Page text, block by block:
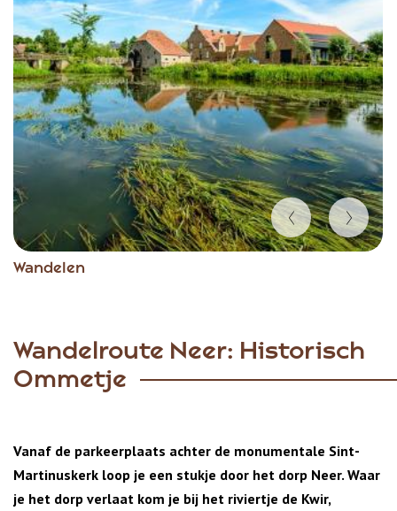
Wandelen
Item
Wandelroute Neer: Historisch
Ommetje
Vanaf de parkeerplaats achter de monumentale Sint-
Martinuskerk loop je een stukje door het dorp Neer. Waar
je het dorp verlaat kom je bij het riviertje de Kwir,